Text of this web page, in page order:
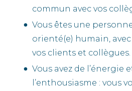
commun avec vos
Vous êtes une
orienté(e) humain,
vos clients et collègues.
Vous avez de l’énergie
l’enthousiasme : vous